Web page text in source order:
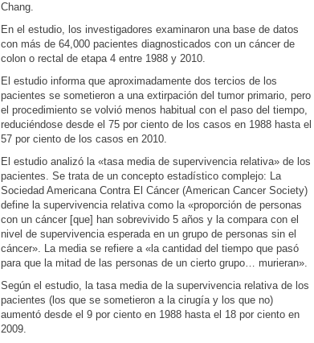
Chang.
En el estudio, los investigadores examinaron una base de datos
con más de 64,000 pacientes diagnosticados con un cáncer de
colon o rectal de etapa 4 entre 1988 y 2010.
El estudio informa que aproximadamente dos tercios de los
pacientes se sometieron a una extirpación del tumor primario, pero
el procedimiento se volvió menos habitual con el paso del tiempo,
reduciéndose desde el 75 por ciento de los casos en 1988 hasta el
57 por ciento de los casos en 2010.
El estudio analizó la «tasa media de supervivencia relativa» de los
pacientes. Se trata de un concepto estadístico complejo: La
Sociedad Americana Contra El Cáncer (American Cancer Society)
define la supervivencia relativa como la «proporción de personas
con un cáncer [que] han sobrevivido 5 años y la compara con el
nivel de supervivencia esperada en un grupo de personas sin el
cáncer». La media se refiere a «la cantidad del tiempo que pasó
para que la mitad de las personas de un cierto grupo… murieran».
Según el estudio, la tasa media de la supervivencia relativa de los
pacientes (los que se sometieron a la cirugía y los que no)
aumentó desde el 9 por ciento en 1988 hasta el 18 por ciento en
2009.